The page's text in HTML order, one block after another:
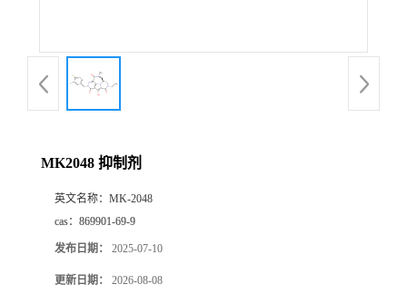
MK2048 抑制剂
英文名称： MK-2048
cas： 869901-69-9
发布日期： 2025-07-10
更新日期： 2026-08-08